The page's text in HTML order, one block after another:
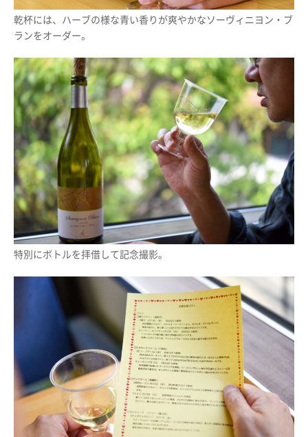
乾杯には、ハーブの様な青い香りが爽やかなソーヴィニヨン・ブ
ランをオーダー。
特別にボトルを拝借して記念撮影。